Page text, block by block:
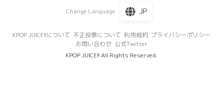
Change Language JP
KPOP JUICE!!について 不正投票について 利用規約 プライバシーポリシー
お問い合わせ 公式Twitter
KPOP JUICE!! All Rights Reserved.